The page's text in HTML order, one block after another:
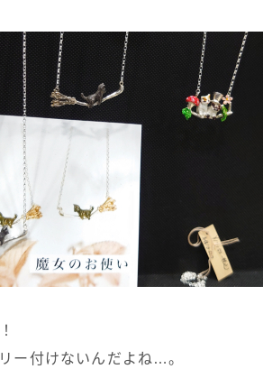
ー付けないんだよね…。